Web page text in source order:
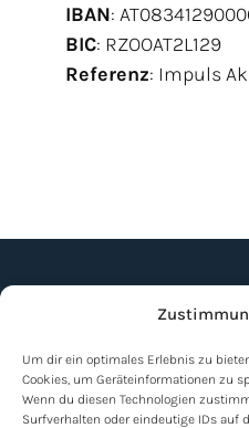
Um dir ein optimales Erlebnis zu
Cookies, um Geräteinformationen zu
Wenn du diesen Technologien
Surfverhalten oder eindeutige IDs auf
IBAN:
BIC: RZOOAT2L129
Referenz: Impuls